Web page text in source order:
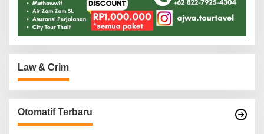
Law & Crim
Otomatif Terbaru